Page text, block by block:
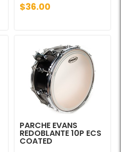
$36.00
PARCHE EVANS
REDOBLANTE 10P ECS
COATED